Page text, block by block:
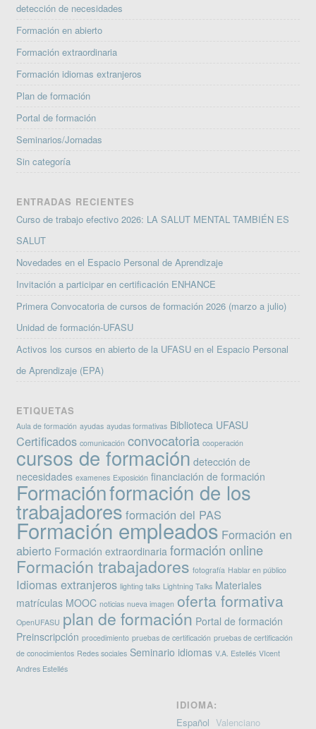
detección de necesidades
Formación en abierto
Formación extraordinaria
Formación idiomas extranjeros
Plan de formación
Portal de formación
Seminarios/Jornadas
Sin categoría
ENTRADAS RECIENTES
Curso de trabajo efectivo 2026: LA SALUT MENTAL TAMBIÉN ES
SALUT
Novedades en el Espacio Personal de Aprendizaje
Invitación a participar en certificación ENHANCE
Primera Convocatoria de cursos de formación 2026 (marzo a julio)
Unidad de formación-UFASU
Activos los cursos en abierto de la UFASU en el Espacio Personal
de Aprendizaje (EPA)
ETIQUETAS
Aula de formación ayudas ayudas formativas Biblioteca UFASU
Certificados comunicación convocatoria cooperación
cursos de formación detección de
necesidades examenes Exposición financiación de formación
Formaciónformación de los
trabajadores formación del PAS
Formación empleados Formación en
abierto Formación extraordinaria formación online
Formación trabajadores fotografía Hablar en público
Idiomas extranjeros lighting talks Lightning Talks Materiales
matrículas MOOC noticias nueva imagen oferta formativa
OpenUFASU plan de formación Portal de formación
Preinscripción procedimiento pruebas de certificación pruebas de certificación
de conocimientos Redes sociales Seminario idiomas V.A. Estellés VIcent
Andres Estellés
IDIOMA:
Español Valenciano